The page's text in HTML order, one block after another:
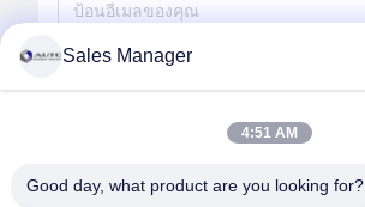
ส่ง
Sales Manager
4:51 AM
Good day, what product are you looking for?